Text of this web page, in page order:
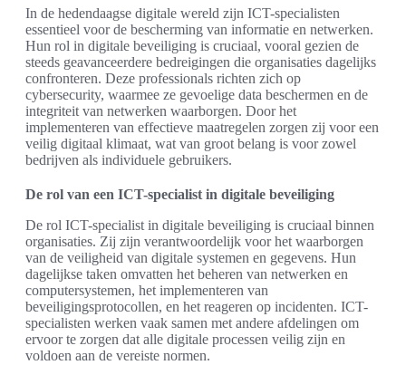
In de hedendaagse digitale wereld zijn ICT-specialisten
essentieel voor de bescherming van informatie en netwerken.
Hun rol in digitale beveiliging is cruciaal, vooral gezien de
steeds geavanceerdere bedreigingen die organisaties dagelijks
confronteren. Deze professionals richten zich op
cybersecurity, waarmee ze gevoelige data beschermen en de
integriteit van netwerken waarborgen. Door het
implementeren van effectieve maatregelen zorgen zij voor een
veilig digitaal klimaat, wat van groot belang is voor zowel
bedrijven als individuele gebruikers.
De rol van een ICT-specialist in digitale beveiliging
De rol ICT-specialist in digitale beveiliging is cruciaal binnen
organisaties. Zij zijn verantwoordelijk voor het waarborgen
van de veiligheid van digitale systemen en gegevens. Hun
dagelijkse taken omvatten het beheren van netwerken en
computersystemen, het implementeren van
beveiligingsprotocollen, en het reageren op incidenten. ICT-
specialisten werken vaak samen met andere afdelingen om
ervoor te zorgen dat alle digitale processen veilig zijn en
voldoen aan de vereiste normen.